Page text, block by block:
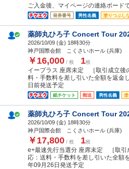
ご入金後、マイページの連絡ボード
発券番号 男性名義 塗りつぶし
薬師丸ひろ子 Concert Tour
2026/10/09 (金) 18時30分
神戸国際会館 こくさいホール (兵庫)
￥16,000 / 枚 1枚
イープラス 座席未定 ［取引成立後
料・手数料を差し引いた全額を返金
日前発送予定
紙チケット 郵送 男性名義
薬師丸ひろ子 Concert Tour
2026/10/09 (金) 18時30分
神戸国際会館 こくさいホール (兵庫)
￥17,800 / 枚 1枚
e+最速先行当選分 座席未定 ［取引
応：送料・手数料を差し引いた全額
年09月26日発送予定